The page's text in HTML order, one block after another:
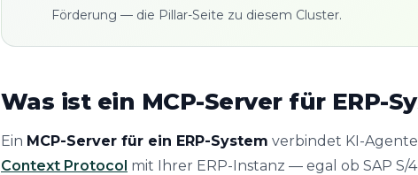
Förderung — die Pillar-Seite zu diesem Cluster.
Was ist ein MCP-Server für ERP-
Ein MCP-Server für ein ERP-System verbindet KI-
Context Protocol mit Ihrer ERP-Instanz — egal ob SAP S/